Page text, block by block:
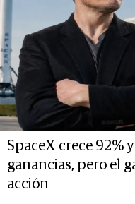
SpaceX crece 92%
ganancias, pero el
acción